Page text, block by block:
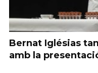
Bernat Iglésias
amb la